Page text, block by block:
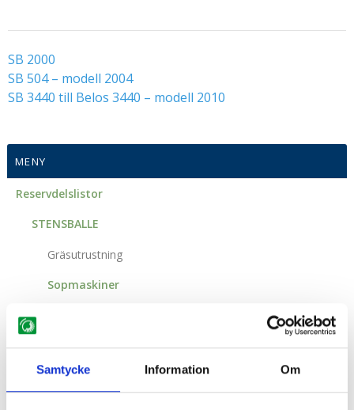
Samtycke Information Om
Reservdelar
SB 2000
SB 504 – modell 2004
SB 3440 till Belos 3440 – modell 2010
MENY
Reservdelslistor
STENSBALLE
Gräsutrustning
Sopmaskiner
HF LF / LFB / MT
HF MF / MFB